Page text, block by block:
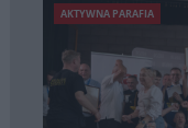
AKTYWNA PARAFIA